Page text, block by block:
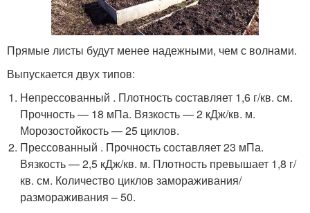
Прямые листы будут менее надежными, чем с волнами.
Выпускается двух типов:
Непрессованный . Плотность составляет 1,6 г/кв. см.
Прочность — 18 мПа. Вязкость — 2 кДж/кв. м.
Морозостойкость — 25 циклов.
Прессованный . Прочность составляет 23 мПа.
Вязкость — 2,5 кДж/кв. м. Плотность превышает 1,8 г/
кв. см. Количество циклов замораживания/
размораживания – 50.